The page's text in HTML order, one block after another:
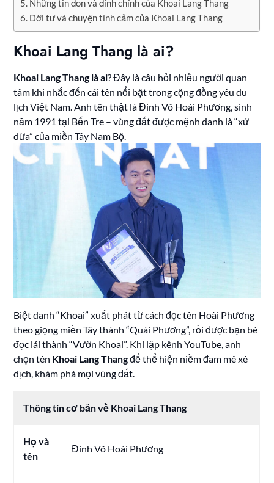
Những tin đồn và đính chính của Khoai Lang Thang
Đời tư và chuyện tình cảm của Khoai Lang Thang
Khoai Lang Thang là ai?
Khoai Lang Thang là ai? Đây là câu hỏi nhiều người quan
tâm khi nhắc đến cái tên nổi bật trong cộng đồng yêu du
lịch Việt Nam. Anh tên thật là Đinh Võ Hoài Phương, sinh
năm 1991 tại Bến Tre – vùng đất được mệnh danh là “xứ
dừa” của miền Tây Nam Bộ.
Biệt danh “Khoai” xuất phát từ cách đọc tên Hoài Phương
theo giọng miền Tây thành “Quài Phương”, rồi được bạn bè
đọc lái thành “Vườn Khoai”. Khi lập kênh YouTube, anh
chọn tên Khoai Lang Thangđể thể hiện niềm đam mê xê
dịch, khám phá mọi vùng đất.
Thông tin cơ bản về Khoai Lang Thang
Họ và
tên
Đinh Võ Hoài Phương